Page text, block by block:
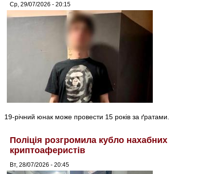
Ср, 29/07/2026 - 20:15
19-річний юнак може провести 15 років за ґратами.
Поліція розгромила кубло нахабних
криптоаферистів
Вт, 28/07/2026 - 20:45